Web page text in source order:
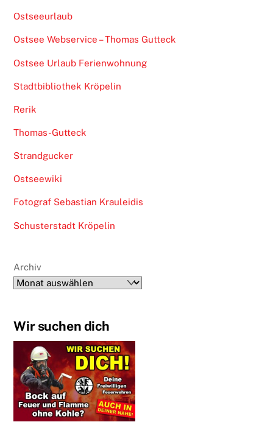
Ostseeurlaub
Ostsee Webservice – Thomas Gutteck
Ostsee Urlaub Ferienwohnung
Stadtbibliothek Kröpelin
Rerik
Thomas-Gutteck
Strandgucker
Ostseewiki
Fotograf Sebastian Krauleidis
Schusterstadt Kröpelin
Archiv
Wir suchen dich